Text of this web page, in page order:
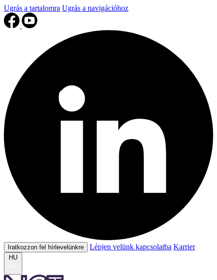
Ugrás a tartalomra Ugrás a navigációhoz
Iratkozzon fel hírlevelünkre Lépjen velünk kapcsolatba Karrier
HU